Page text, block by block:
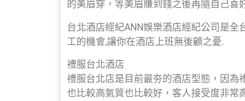
的美眉穿，等美眉賺到錢之後再隨自己喜
台北酒店經紀ANN娛樂酒店經紀公司是
工的機會,讓你在酒店上班無後顧之憂.
禮服台北酒店
禮服台北店是目前最夯的酒店型態，因為
也比較高氣質也比較好，客人接受度非常